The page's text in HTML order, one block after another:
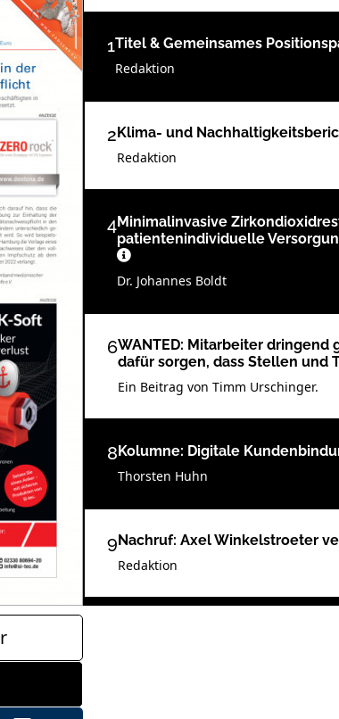
1Titel & Gemeinsames
Redaktion
2Klima- und
Redaktion
4Minimalinvasive
patientenindividuelle
Dr. Johannes Boldt
6WANTED: Mitarbeiter
dafür sorgen, dass Stellen und
Ein Beitrag von Timm Urschinger.
8Kolumne: Digitale
Thorsten Huhn
9Nachruf: Axel Winkelstroeter
Redaktion